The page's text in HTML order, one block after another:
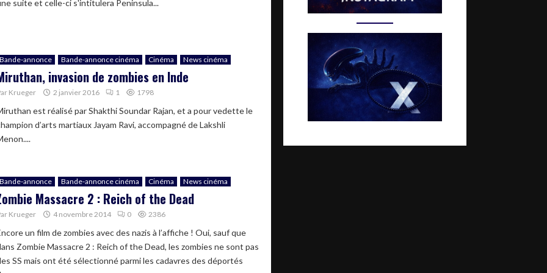
suite et celle-ci s'intitulera Peninsula...
Bande-annonce Bande-annonce cinéma Cinéma News cinéma
invasion de zombies en Inde
Krueger 2 janvier 2016 1 1798
est réalisé par Shakthi Soundar Rajan, et a pour vedette le
d’arts martiaux Jayam Ravi, accompagné de Lakshli
Bande-annonce Bande-annonce cinéma Cinéma News cinéma
Massacre 2 : Reich of the Dead
Krueger 4 novembre 2014 0 2386
un film de zombies avec des nazis à l’affiche ! Oui, sauf que
Zombie Massacre 2 : Reich of the Dead, les zombies ne sont pas
SS mais ont été sélectionné parmi les cadavres des déportés